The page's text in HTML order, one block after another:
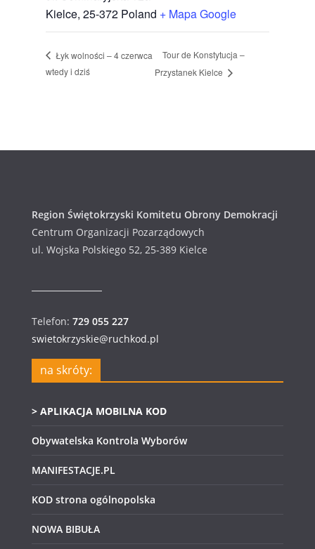
Kielce, 25-372 Poland + Mapa Google
Łyk wolności – 4 czerwca
wtedy i dziś
Tour de Konstytucja –
Przystanek Kielce
Region Świętokrzyski Komitetu Obrony Demokracji
Centrum Organizacji Pozarządowych
ul. Wojska Polskiego 52, 25-389 Kielce
Telefon: 729 055 227
swietokrzyskie@ruchkod.pl
na skróty:
> APLIKACJA MOBILNA KOD
Obywatelska Kontrola Wyborów
MANIFESTACJE.PL
KOD strona ogólnopolska
NOWA BIBUŁA